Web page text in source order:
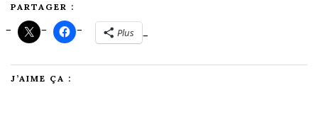
PARTAGER :
Plus
J’AIME ÇA :